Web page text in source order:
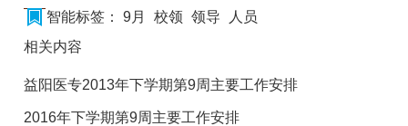
智能标签： 9月 校领 领导
人员
相关内容
益阳医专2013年下学期第9周主要工作安排
2016年下学期第9周主要工作安排